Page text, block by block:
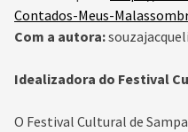
Contados-Meus-
Com a autora:
Idealizadora do Festival
O Festival Cultural de